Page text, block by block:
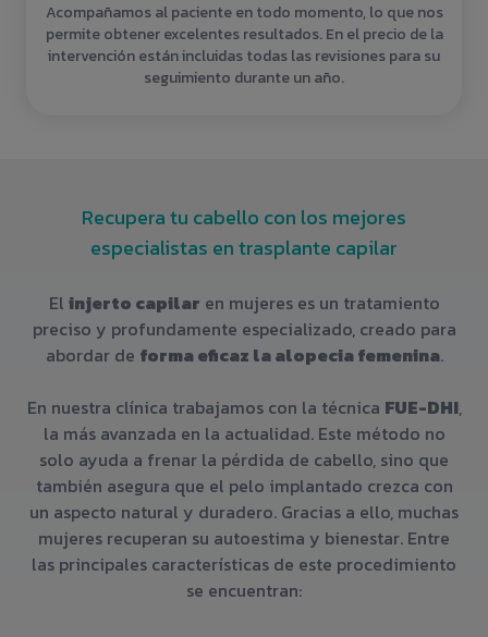
Acompañamos al paciente en todo momento, lo que nos
permite obtener excelentes resultados. En el precio de la
intervención están incluidas todas las revisiones para su
seguimiento durante un año.
Recupera tu cabello con los mejores
especialistas en trasplante capilar
El injerto capilar en mujeres es un tratamiento
preciso y profundamente especializado, creado para
abordar de forma eficaz la alopecia femenina.
En nuestra clínica trabajamos con la técnica FUE-DHI,
la más avanzada en la actualidad. Este método no
solo ayuda a frenar la pérdida de cabello, sino que
también asegura que el pelo implantado crezca con
un aspecto natural y duradero. Gracias a ello, muchas
mujeres recuperan su autoestima y bienestar. Entre
las principales características de este procedimiento
se encuentran: